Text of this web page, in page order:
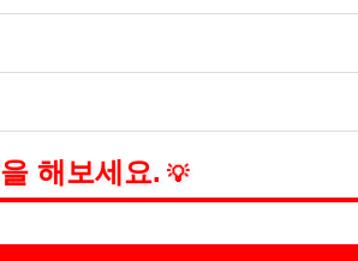
해보세요. 💡